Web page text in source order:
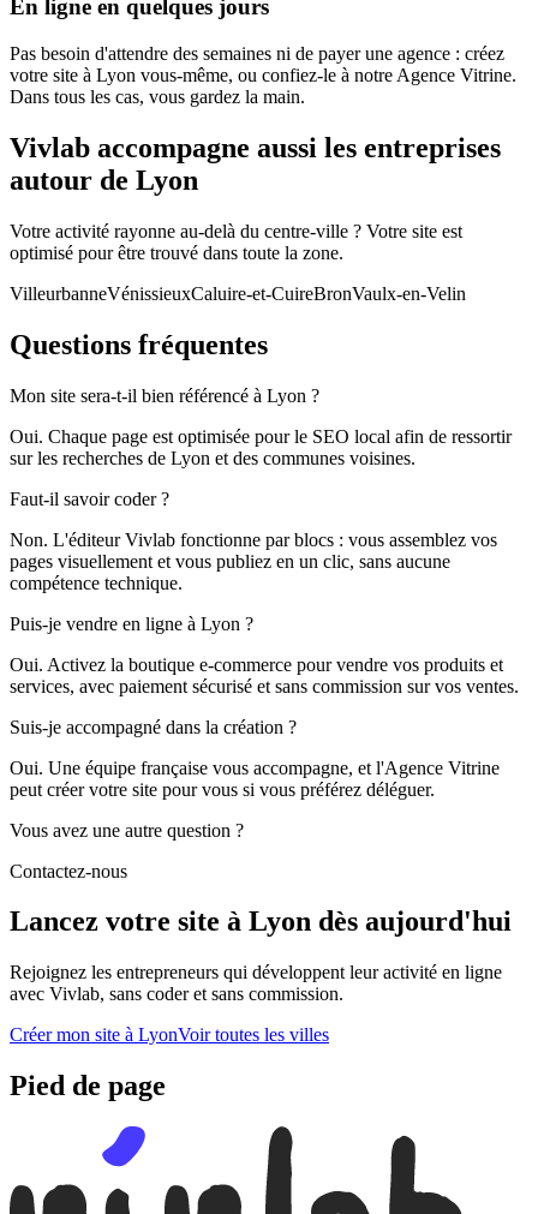
En ligne en quelques jours
Pas besoin d'attendre des semaines ni de payer une agence : créez
votre site à Lyon vous-même, ou confiez-le à notre Agence Vitrine.
Dans tous les cas, vous gardez la main.
Vivlab accompagne aussi les entreprises
autour de Lyon
Votre activité rayonne au-delà du centre-ville ? Votre site est
optimisé pour être trouvé dans toute la zone.
VilleurbanneVénissieuxCaluire-et-CuireBronVaulx-en-Velin
Questions fréquentes
Mon site sera-t-il bien référencé à Lyon ?
Oui. Chaque page est optimisée pour le SEO local afin de ressortir
sur les recherches de Lyon et des communes voisines.
Faut-il savoir coder ?
Non. L'éditeur Vivlab fonctionne par blocs : vous assemblez vos
pages visuellement et vous publiez en un clic, sans aucune
compétence technique.
Puis-je vendre en ligne à Lyon ?
Oui. Activez la boutique e-commerce pour vendre vos produits et
services, avec paiement sécurisé et sans commission sur vos ventes.
Suis-je accompagné dans la création ?
Oui. Une équipe française vous accompagne, et l'Agence Vitrine
peut créer votre site pour vous si vous préférez déléguer.
Vous avez une autre question ?
Contactez-nous
Lancez votre site à Lyon dès aujourd'hui
Rejoignez les entrepreneurs qui développent leur activité en ligne
avec Vivlab, sans coder et sans commission.
Créer mon site à LyonVoir toutes les villes
Pied de page